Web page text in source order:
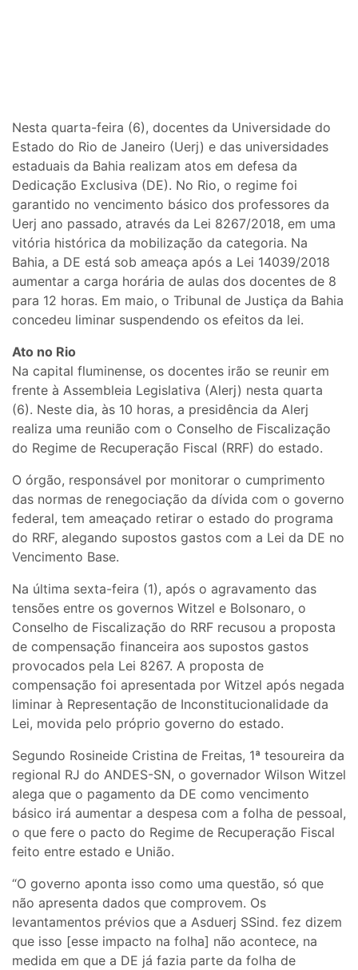
Nesta quarta-feira (6), docentes da Universidade do
Estado do Rio de Janeiro (Uerj) e das universidades
estaduais da Bahia realizam atos em defesa da
Dedicação Exclusiva (DE). No Rio, o regime foi
garantido no vencimento básico dos professores da
Uerj ano passado, através da Lei 8267/2018, em uma
vitória histórica da mobilização da categoria. Na
Bahia, a DE está sob ameaça após a Lei 14039/2018
aumentar a carga horária de aulas dos docentes de 8
para 12 horas. Em maio, o Tribunal de Justiça da Bahia
concedeu liminar suspendendo os efeitos da lei.
Ato no Rio
Na capital fluminense, os docentes irão se reunir em
frente à Assembleia Legislativa (Alerj) nesta quarta
(6). Neste dia, às 10 horas, a presidência da Alerj
realiza uma reunião com o Conselho de Fiscalização
do Regime de Recuperação Fiscal (RRF) do estado.
O órgão, responsável por monitorar o cumprimento
das normas de renegociação da dívida com o governo
federal, tem ameaçado retirar o estado do programa
do RRF, alegando supostos gastos com a Lei da DE no
Vencimento Base.
Na última sexta-feira (1), após o agravamento das
tensões entre os governos Witzel e Bolsonaro, o
Conselho de Fiscalização do RRF recusou a proposta
de compensação financeira aos supostos gastos
provocados pela Lei 8267. A proposta de
compensação foi apresentada por Witzel após negada
liminar à Representação de Inconstitucionalidade da
Lei, movida pelo próprio governo do estado.
Segundo Rosineide Cristina de Freitas, 1ª tesoureira da
regional RJ do ANDES-SN, o governador Wilson Witzel
alega que o pagamento da DE como vencimento
básico irá aumentar a despesa com a folha de pessoal,
o que fere o pacto do Regime de Recuperação Fiscal
feito entre estado e União.
“O governo aponta isso como uma questão, só que
não apresenta dados que comprovem. Os
levantamentos prévios que a Asduerj SSind. fez dizem
que isso [esse impacto na folha] não acontece, na
medida em que a DE já fazia parte da folha de